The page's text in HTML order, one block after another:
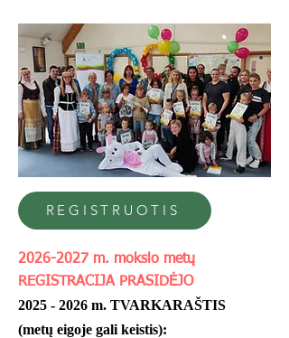
REGISTRUOTIS
2026-2027 m. mokslo metų
REGISTRACIJA PRASIDĖJO
2025 - 2026 m. TVARKARAŠTIS
(metų eigoje gali keistis):